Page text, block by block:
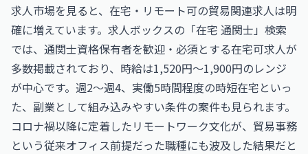
求人市場を見ると、在宅・リモート可の貿易関連求人は明
確に増えています。求人ボックスの「在宅 通関士」検索
では、通関士資格保有者を歓迎・必須とする在宅可求人が
多数掲載されており、時給は1,520円〜1,900円のレンジ
が中心です。週2〜週4、実働5時間程度の時短在宅といっ
た、副業として組み込みやすい条件の案件も見られます。
コロナ禍以降に定着したリモートワーク文化が、貿易事務
という従来オフィス前提だった職種にも波及した結果だと